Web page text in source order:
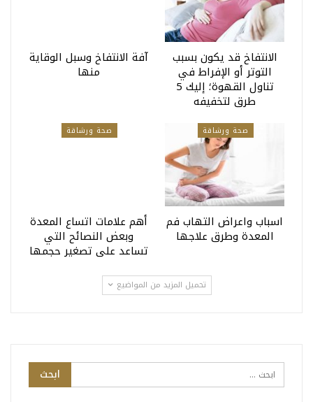
الانتفاخ قد يكون بسبب
التوتر أو الإفراط في
تناول القهوة؛ إليك 5
طرق لتخفيفه
آفة الانتفاخ وسبل الوقاية
منها
صحة ورشاقة
اسباب واعراض التهاب فم
المعدة وطرق علاجها
صحة ورشاقة
أهم علامات اتساع المعدة
وبعض النصائح التي
تساعد على تصغير حجمها
تحميل المزيد من المواضيع